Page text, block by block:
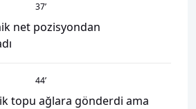
37’
net pozisyondan
44’
topu ağlara gönderdi ama